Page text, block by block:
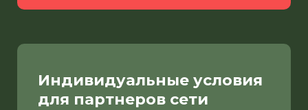
Индивидуальные условия
для партнеров сети